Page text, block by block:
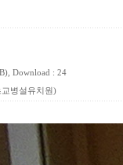
, Download : 24
병설유치원)